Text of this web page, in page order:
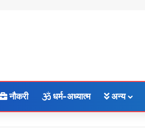
नौकरी धर्म-अध्यात्म अन्य